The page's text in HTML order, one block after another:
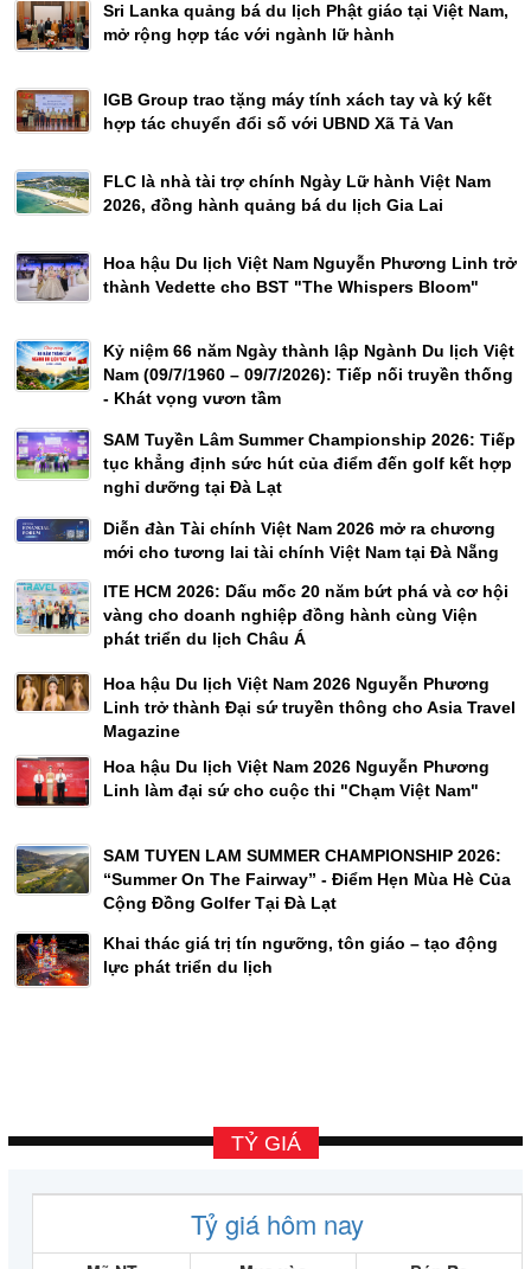
Sri Lanka quảng bá du lịch Phật giáo tại Việt Nam,
mở rộng hợp tác với ngành lữ hành
IGB Group trao tặng máy tính xách tay và ký kết
hợp tác chuyển đổi số với UBND Xã Tả Van
FLC là nhà tài trợ chính Ngày Lữ hành Việt Nam
2026, đồng hành quảng bá du lịch Gia Lai
Hoa hậu Du lịch Việt Nam Nguyễn Phương Linh trở
thành Vedette cho BST "The Whispers Bloom"
Kỷ niệm 66 năm Ngày thành lập Ngành Du lịch Việt
Nam (09/7/1960 – 09/7/2026): Tiếp nối truyền thống
- Khát vọng vươn tầm
SAM Tuyền Lâm Summer Championship 2026: Tiếp
tục khẳng định sức hút của điểm đến golf kết hợp
nghỉ dưỡng tại Đà Lạt
Diễn đàn Tài chính Việt Nam 2026 mở ra chương
mới cho tương lai tài chính Việt Nam tại Đà Nẵng
ITE HCM 2026: Dấu mốc 20 năm bứt phá và cơ hội
vàng cho doanh nghiệp đồng hành cùng Viện
phát triển du lịch Châu Á
Hoa hậu Du lịch Việt Nam 2026 Nguyễn Phương
Linh trở thành Đại sứ truyền thông cho Asia Travel
Magazine
Hoa hậu Du lịch Việt Nam 2026 Nguyễn Phương
Linh làm đại sứ cho cuộc thi "Chạm Việt Nam"
SAM TUYEN LAM SUMMER CHAMPIONSHIP 2026:
“Summer On The Fairway” - Điểm Hẹn Mùa Hè Của
Cộng Đồng Golfer Tại Đà Lạt
Khai thác giá trị tín ngưỡng, tôn giáo – tạo động
lực phát triển du lịch
TỶ GIÁ